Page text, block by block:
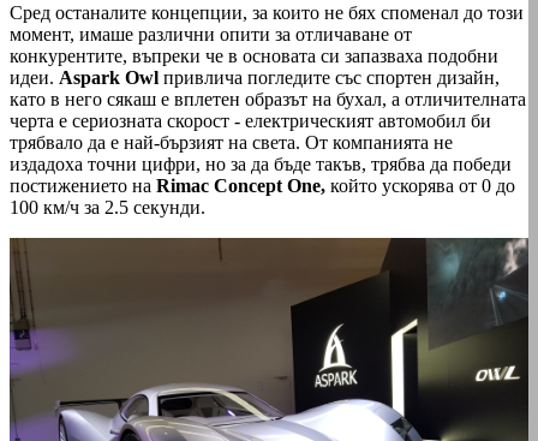
Сред останалите концепции, за които не бях споменал до този
момент, имаше различни опити за отличаване от
конкурентите, въпреки че в основата си запазваха подобни
идеи. Aspark Owl привлича погледите със спортен дизайн,
като в него сякаш е вплетен образът на бухал, а отличителната
черта е сериозната скорост - електрическият автомобил би
трябвало да е най-бързият на света. От компанията не
издадоха точни цифри, но за да бъде такъв, трябва да победи
постижението на Rimac Concept One, който ускорява от 0 до
100 км/ч за 2.5 секунди.